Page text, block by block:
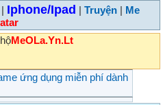
Iphone/Ipad Truyện
Me
MeOLa.Yn.Lt
ứng dụng miễn phí dành